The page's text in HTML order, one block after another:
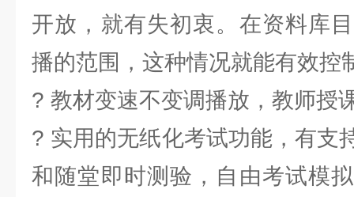
开放，就有失初衷。在资料库
播的范围，这种情况就能有效控
? 教材变速不变调播放，教师授
? 实用的无纸化考试功能，有支
和随堂即时测验，自由考试模